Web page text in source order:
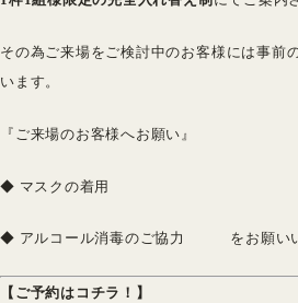
その為ご来場をご検討中のお客様には事前
います。
『ご来場のお客様へお願い』
◆ マスクの着用
◆ アルコール消毒のご協力 をお願いい
【ご予約はコチラ！】